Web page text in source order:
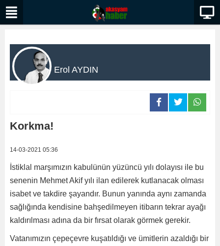
Erol AYDIN
Korkma!
14-03-2021 05:36
İstiklal marşımızın kabulünün yüzüncü yılı dolayısı ile bu
senenin Mehmet Akif yılı ilan edilerek kutlanacak olması
isabet ve takdire şayandır. Bunun yanında aynı zamanda
sağlığında kendisine bahşedilmeyen itibarın tekrar ayağı
kaldırılması adına da bir fırsat olarak görmek gerekir.
Vatanımızın çepeçevre kuşatıldığı ve ümitlerin azaldığı bir